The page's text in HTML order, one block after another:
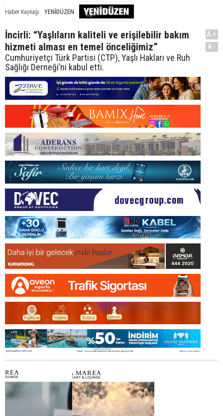
Haber Kaynağı YENİDÜZEN
İncirli: “Yaşlıların kaliteli ve erişilebilir bakım
hizmeti alması en temel önceliğimiz”
Cumhuriyetçi Türk Partisi (CTP), Yaşlı Hakları ve Ruh
Sağlığı Derneği’ni kabul etti.
A+
A-